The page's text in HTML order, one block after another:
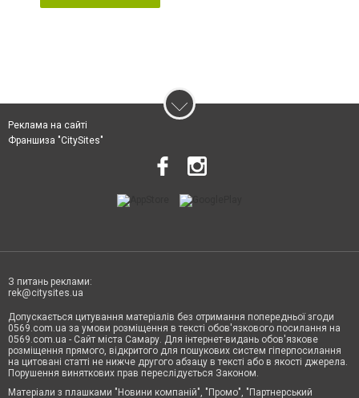
Реклама на сайті
Франшиза "CitySites"
З питань реклами:
rek@citysites.ua
Допускається цитування матеріалів без отримання попередньої згоди
0569.com.ua за умови розміщення в тексті обов'язкового посилання на
0569.com.ua - Сайт міста Самару. Для інтернет-видань обов'язкове
розміщення прямого, відкритого для пошукових систем гіперпосилання
на цитовані статті не нижче другого абзацу в тексті або в якості джерела.
Порушення виняткових прав переслідується Законом.
Матеріали з плашками "Новини компаній", "Промо", "Партнерський